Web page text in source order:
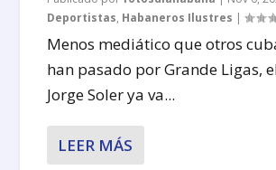
Deportistas, Habaneros Ilustres |
Menos mediático que otros
han pasado por Grande Ligas,
Jorge Soler ya va...
LEER MÁS